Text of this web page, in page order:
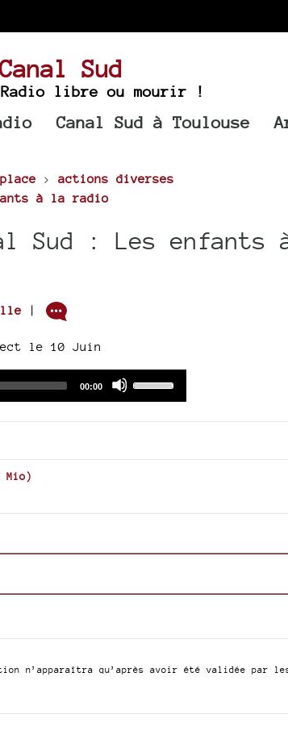
Sud
Radio libre ou mourir !
Canal Sud à Toulouse
> actions diverses
à la radio
Sud : Les enfants
|
le 10 Juin
Total
00:00
decrease
Mio)
n’apparaîtra qu’après avoir été validée par